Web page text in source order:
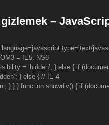
–
type=’text/
= IE5, NS6
= ‘hidden’; } else { if
} else { // IE 4
} } } function showdiv() { if